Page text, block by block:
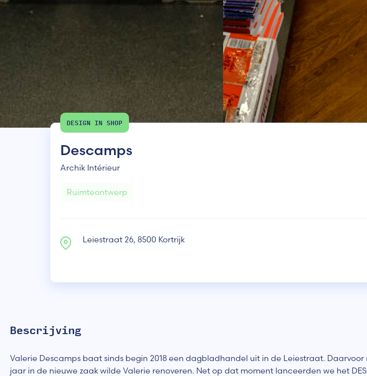
DESIGN IN SHOP
Descamps
Archik Intérieur
Ruimteontwerp
Leiestraat 26, 8500 Kortrijk
Bescrijving
Valerie Descamps baat sinds begin 2018 een dagbladhandel uit in de Leiestraat.
jaar in de nieuwe zaak wilde Valerie renoveren. Net op dat moment lanceerden we het